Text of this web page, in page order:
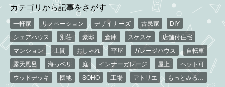
カテゴリから記事をさがす
一軒家 リノベーション デザイナーズ 古民家
DIY
シェアハウス
別荘 豪邸 倉庫 スケスケ
店舗付住宅
マンション
土間 おしゃれ 平屋 ガレージハウス
自転車
露天風呂
海っペリ 庭 インナーガレージ 屋上
ペット可
ウッドデッキ
団地 SOHO 工場 アトリエ もっとみる…